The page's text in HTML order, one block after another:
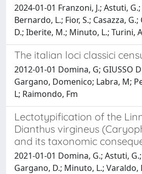
2024-01-01 Franzoni, J.; Astuti,
Bernardo, L.; Fior, S.; Casazza,
D.; Iberite, M.; Minuto, L.; Turini,
The italian loci classici
2012-01-01 Domina, G; GIUSSO
Gargano, Domenico; Labra, M;
L; Raimondo, Fm
Lectotypification of the
Dianthus virgineus
and its taxonomic
2021-01-01 Domina, G.; Astuti,
Gargano, D.; Minuto, L.; Varaldo,